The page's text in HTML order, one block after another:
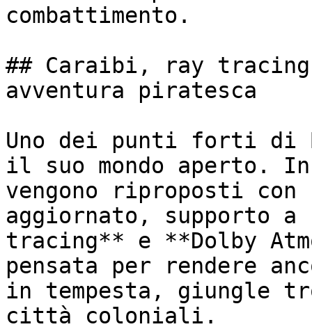
combattimento.
## Caraibi, ray tracing
avventura piratesca
Uno dei punti forti di
il suo mondo aperto.
vengono riproposti con
aggiornato, supporto
tracing** e **Dolby
pensata per rendere
in tempesta, giungle
città coloniali.